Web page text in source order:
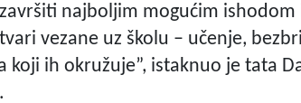
najboljim mogućim ishodom
vezane uz školu – učenje,
ih okružuje”, istaknuo je tata